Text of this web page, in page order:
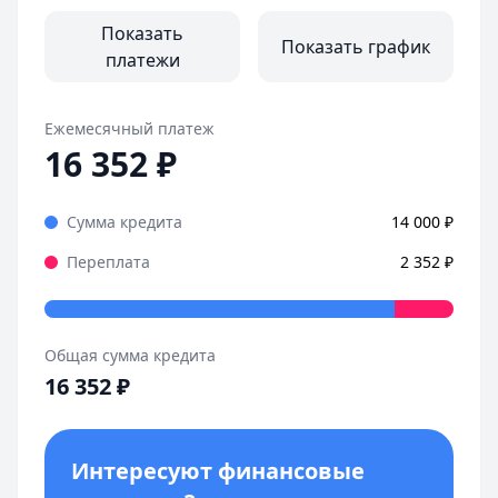
Страницы отзывов:
Показать
платежи
Показать график
Ежемесячный платеж
16 352₽
Сумма кредита 14 000 ₽
Переплата
2 352 ₽
Общая сумма кредита
16 352₽
Интересуют финансовые